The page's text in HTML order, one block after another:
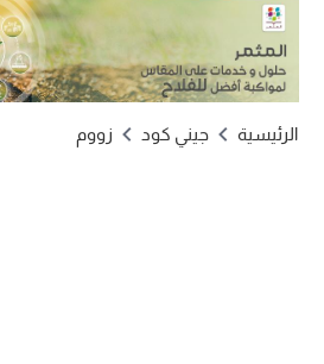
الرئيسية جيني كود زووم